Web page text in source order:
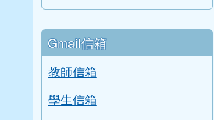
Gmail信箱
教師信箱
學生信箱